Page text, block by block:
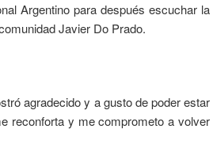
Argentino para después escuchar la
Javier Do Prado.
agradecido y a gusto de poder estar
reconforta y me comprometo a volver